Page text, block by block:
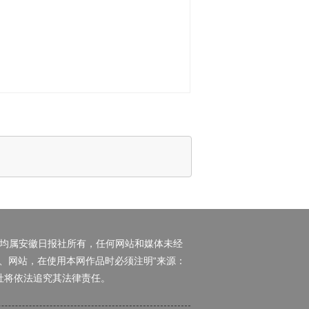
属安徽日报社所有，任何网站和媒体未经
站，在使用本网作品时必须注明“来源：
将依法追究其法律责任。